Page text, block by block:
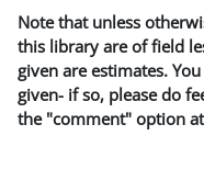
Note that unless
this library are of field
given are estimates.
given- if so, please do
the "comment" option